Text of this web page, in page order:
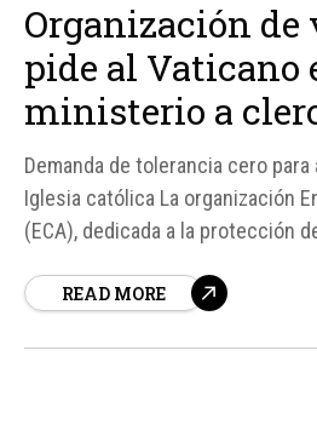
Organización
pide al Vaticano
ministerio a
Demanda de tolerancia cero
Iglesia católica La organización
(ECA), dedicada a la protección
reuniones con la Comisión
READ MORE